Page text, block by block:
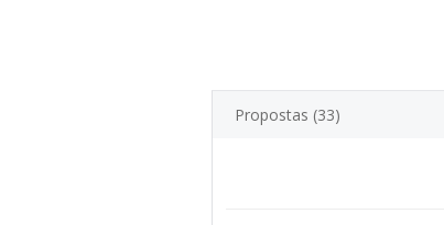
Propostas (33)